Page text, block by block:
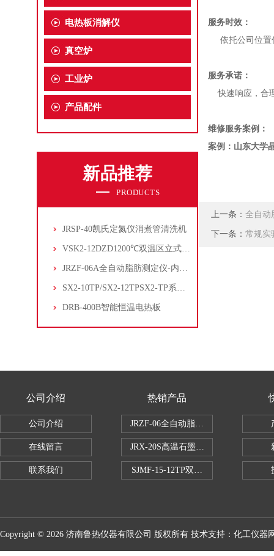
电热板消解仪
真空炉
工业炉
产品配件
新品推荐
PRODUCTS
JRSP-40凯氏定氮仪消煮管清洗机
VSK2-12DZD1200℃双温区立式管式炉
JRZF-06A全自动脂肪测定仪-内置电子制冷系统
SX2-10TP/SX2-12TPSX2-TP系列经济型陶瓷纤维马弗炉
DRB-400B智能恒温电热板
服务时效：
依托公司位置
服务承诺：
快速响应，合
维修服务案例：
案例：山东大学
上一条： 全自动
下一条： 常规实
公司介绍
公司介绍
在线留言
联系我们
热销产品
JRZF-06全自动脂肪测定仪
JRX-20S高温石墨消煮炉
SJMF-15-12TP双托盘自动升降炉
Copyright © 2026 济南鲁热仪器有限公司 版权所有 技术支持： 化工仪器